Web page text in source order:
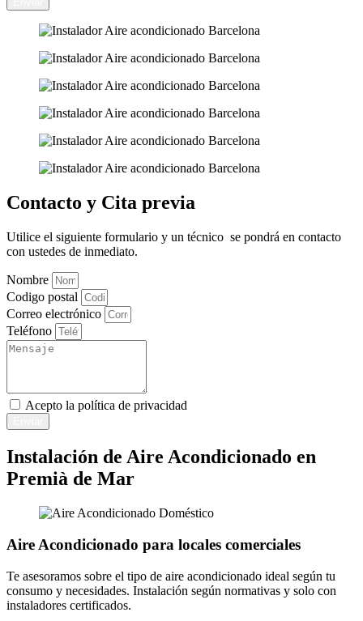
Contacto y Cita previa
Utilice el siguiente formulario y un técnico se pondrá en contacto
con ustedes de inmediato.
Nombre
Codigo postal
Correo electrónico
Teléfono
Acepto la política de privacidad
Instalación de Aire Acondicionado en
Premià de Mar
Aire Acondicionado para locales comerciales
Te asesoramos sobre el tipo de aire acondicionado ideal según tu
consumo y necesidades. Instalación según normativas y solo con
instaladores certificados.